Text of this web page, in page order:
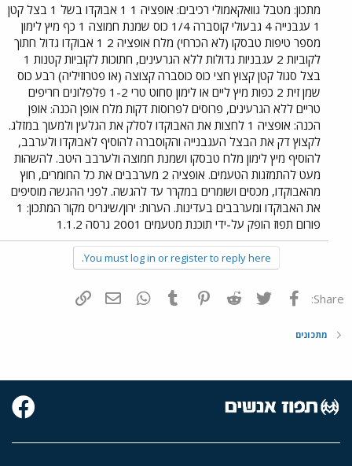
מתכון: מטבל גוואקאמולי רכיבים: אופציה 1 1 אבוקדו בשל 1 בצל קטן
1 עגבנייה 4 גבעולי קוסברה 1/4 כוס שמנת חמוצה 1 כף מיץ לימון
מספר טיפות טבסקו (לא הכרחי) מלח אופציה 2 1 אבוקדו גדול חתוך
לקוביות 2 עגבניות גדולות ללא הגרעינים, חתוכות לקוביות קטנות 1
בצל סגול קטן קצוץ חצי כוס כוסברה קצוצה (או פטרוזיליה) רבע כוס
שמן זית 2 כפות מיץ ליים או לימון סחוט טרי 1-2 פלפלונים חריפים
טריים ללא הגרעינים, פרוסים לפרוסות דקות מלח אופן הכנה: אופן
הכנה: אופציה 1 לחצות את האבוקדו לסלק את הגלעין ולמעוך במזלג.
לקצוץ דק את הבצל העגבנייה והקוסברה להוסיף לאבוקדו ולערבב,
להוסיף מיץ לימון מלח טבסקו ושמנת חמוצה ולערבב היטב. להשהות
מעט להתמזגות הטעמים. אופציה 2 מערבבים את כל החומרים, חוץ
מהאבוקדו, מכסים ושומרים במקרר עד להגשה. לפני ההגשה מוסיפים
את האבוקדו ומערבבים בעדינות. הערות: ירון/שיגריס מקור המתכון: 1
פורום תפוז הופק על-ידי תוכנת מטעמים 2001 גרסה 1.1.2
You must log in or register to reply here.
Share: פייסבוק Twitter
Reddit
Pinterest
Tumblr
WhatsAppדואר אלקטרוני
מתכונים